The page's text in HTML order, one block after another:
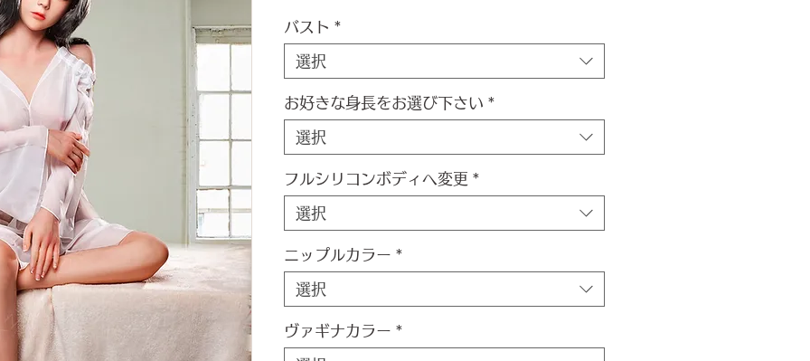
バスト *
選択
お好きな身長をお選び下さい *
選択
フルシリコンボディへ変更 *
選択
ニップルカラー *
選択
ヴァギナカラー *